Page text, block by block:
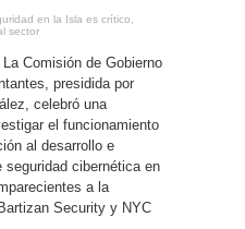
en la Isla es crítico,
sector
Comisión de Gobierno
presidida por
celebró una
el funcionamiento
al desarrollo e
cibernética en
a la
Security y NYC